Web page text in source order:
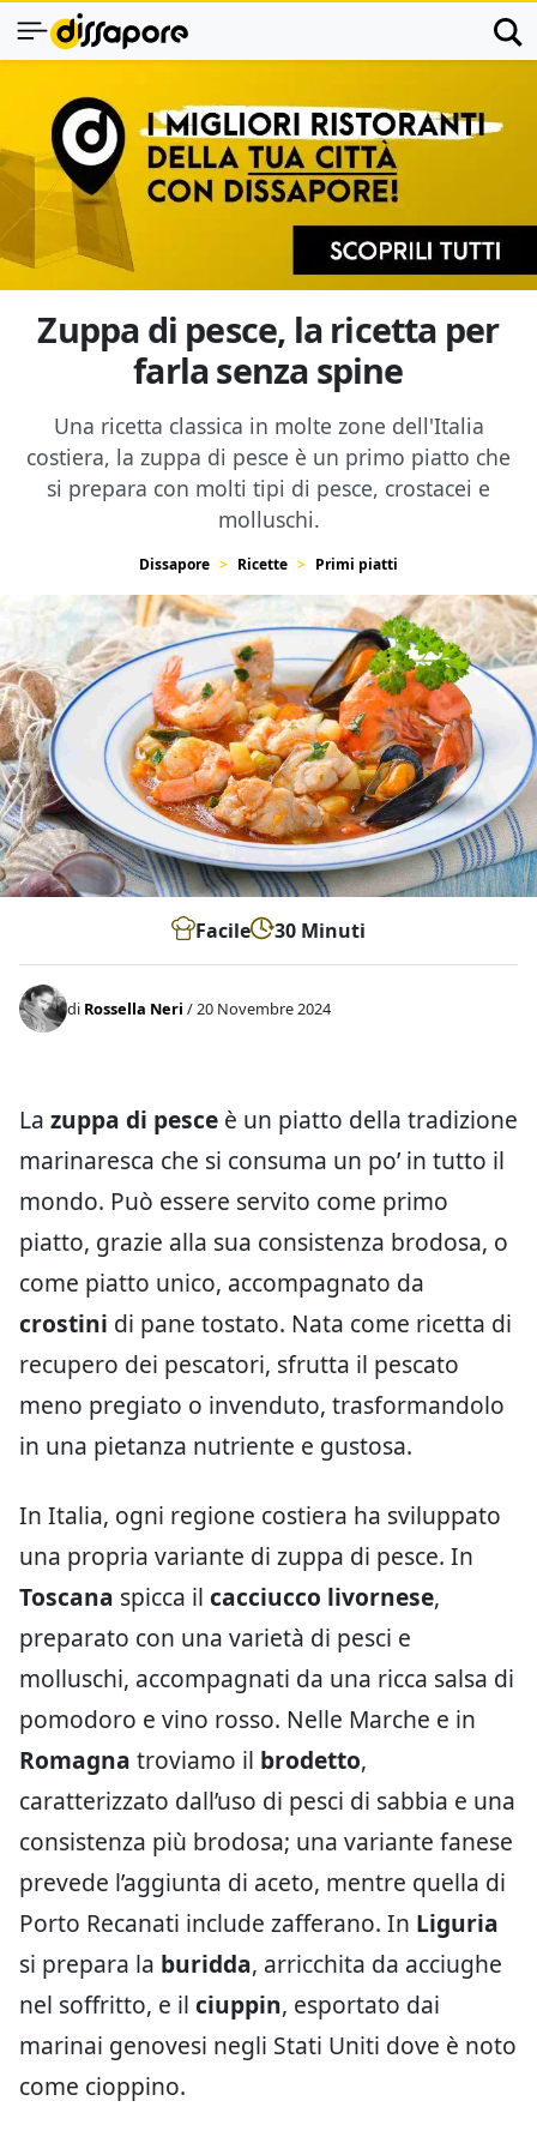
Zuppa di pesce, la ricetta per
farla senza spine
Una ricetta classica in molte zone dell'Italia
costiera, la zuppa di pesce è un primo piatto che
si prepara con molti tipi di pesce, crostacei e
molluschi.
Dissapore Ricette Primi piatti
Facile 30 Minuti
di Rossella Neri / 20 Novembre 2024
La zuppa di pesce è un piatto della tradizione
marinaresca che si consuma un po’ in tutto il
mondo. Può essere servito come primo
piatto, grazie alla sua consistenza brodosa, o
come piatto unico, accompagnato da
crostini di pane tostato. Nata come ricetta di
recupero dei pescatori, sfrutta il pescato
meno pregiato o invenduto, trasformandolo
in una pietanza nutriente e gustosa.
In Italia, ogni regione costiera ha sviluppato
una propria variante di zuppa di pesce. In
Toscana spicca il cacciucco livornese,
preparato con una varietà di pesci e
molluschi, accompagnati da una ricca salsa di
pomodoro e vino rosso. Nelle Marche e in
Romagna troviamo il brodetto,
caratterizzato dall’uso di pesci di sabbia e una
consistenza più brodosa; una variante fanese
prevede l’aggiunta di aceto, mentre quella di
Porto Recanati include zafferano. In Liguria
si prepara la buridda, arricchita da acciughe
nel soffritto, e il ciuppin, esportato dai
marinai genovesi negli Stati Uniti dove è noto
come cioppino.